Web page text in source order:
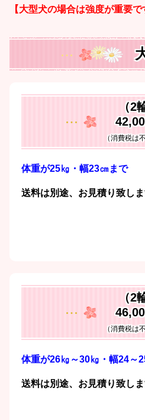
【大型犬の場合は強度が重要
（2
（消費税は
体重が25㎏・幅23㎝まで
送料は別途、お見積り致しま
（2
（消費税は
体重が26㎏～30㎏・幅24～
送料は別途、お見積り致しま